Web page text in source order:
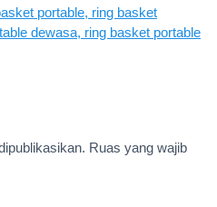
Ruas yang wajib